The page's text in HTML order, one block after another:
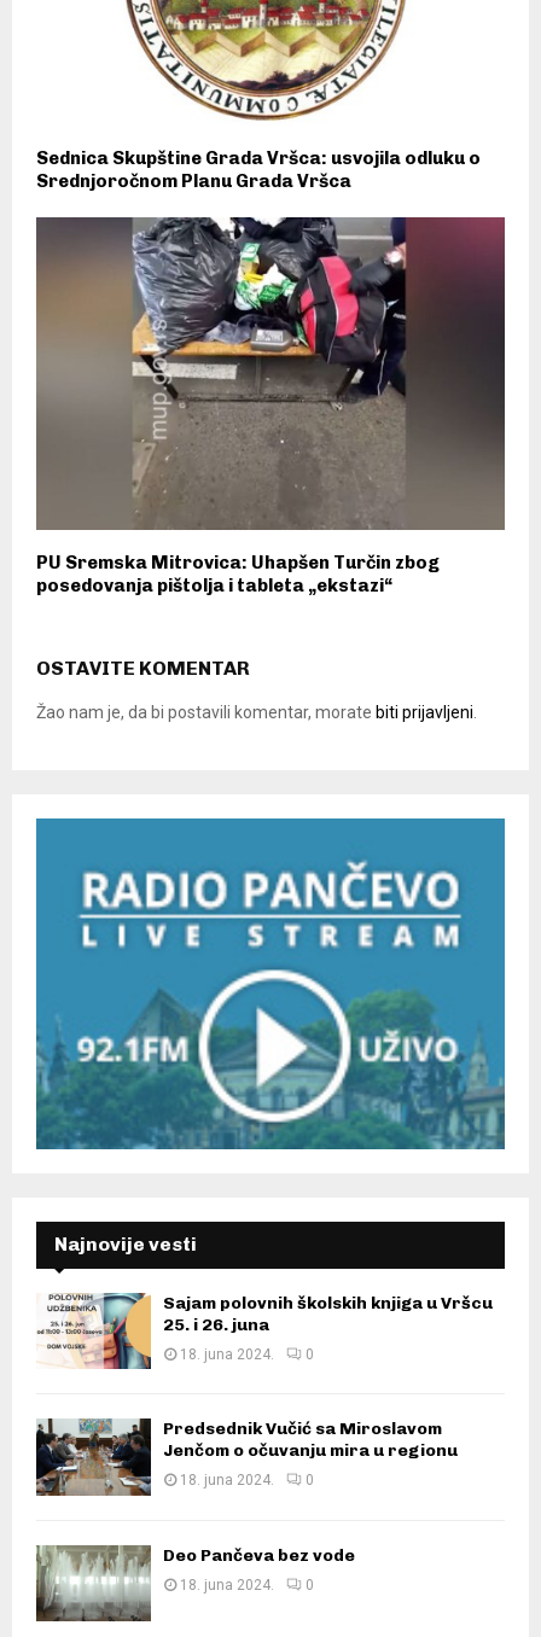
Sednica Skupštine Grada Vršca: usvojila odluku o
Srednjoročnom Planu Grada Vršca
PU Sremska Mitrovica: Uhapšen Turčin zbog
posedovanja pištolja i tableta „ekstazi“
OSTAVITE KOMENTAR
Žao nam je, da bi postavili komentar, morate biti prijavljeni
Najnovije vesti
Sajam polovnih školskih knjiga u Vršcu
25. i 26. juna
18. juna 2024. 0
Predsednik Vučić sa Miroslavom
Jenčom o očuvanju mira u regionu
18. juna 2024. 0
Deo Pančeva bez vode
18. juna 2024. 0